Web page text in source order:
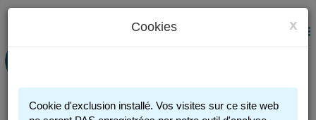
PORTAIL FAMILLE
Connexion
MENU
x
Cookies
Cookie d'exclusion installé. Vos visites sur ce site web